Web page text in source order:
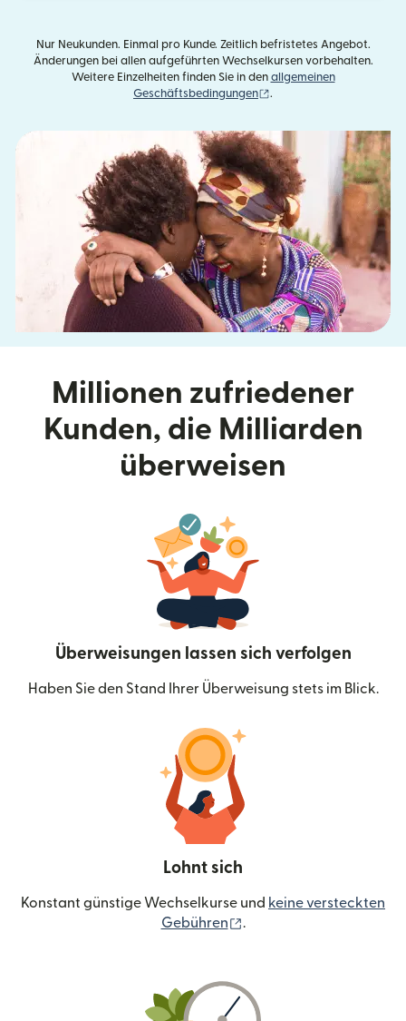
Nur Neukunden. Einmal pro Kunde. Zeitlich befristetes Angebot.
Änderungen bei allen aufgeführten Wechselkursen vorbehalten.
Weitere Einzelheiten finden Sie in den allgemeinen
Geschäftsbedingungen
.
Millionen zufriedener
Kunden, die Milliarden
überweisen
Überweisungen lassen sich verfolgen
Haben Sie den Stand Ihrer Überweisung stets im Blick.
Lohnt sich
Konstant günstige Wechselkurse und keine versteckten
Gebühren
.